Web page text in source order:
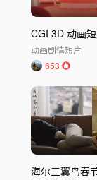
动画剧情短片
653